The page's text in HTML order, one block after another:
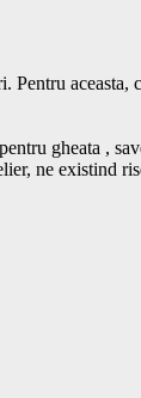
Pentru
gheata ,